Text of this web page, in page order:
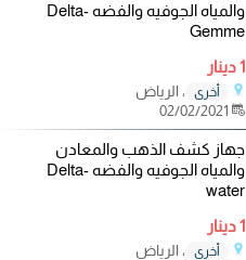
والمياه الجوفيه والفضه Delta-
Gemme
1 دينار
أخرى
، الرياض
جهاز كشف الذهب والمعادن
والمياه الجوفيه والفضه Delta-
water
1 دينار
أخرى
، الرياض